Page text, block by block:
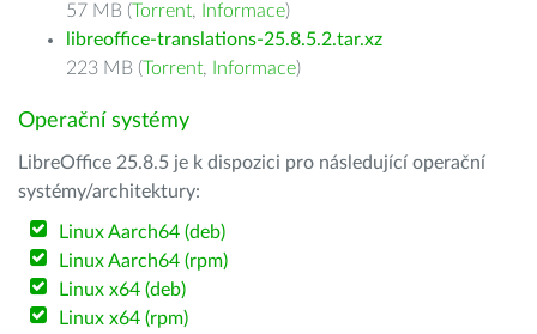
57 MB (Torrent, Informace)
libreoffice-translations-25.8.5.2.tar.xz
223 MB (Torrent, Informace)
Operační systémy
LibreOffice 25.8.5 je k dispozici pro následující operační
systémy/architektury:
Linux Aarch64 (deb)
Linux Aarch64 (rpm)
Linux x64 (deb)
Linux x64 (rpm)